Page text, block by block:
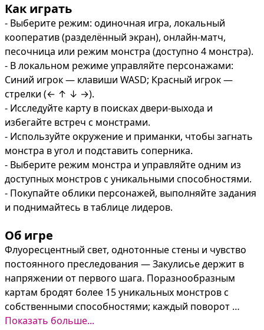
Как играть
- Выберите режим: одиночная игра, локальный
кооператив (разделённый экран), онлайн‑матч,
песочница или режим монстра (доступно 4 монстра).
- В локальном режиме управляйте персонажами:
Синий игрок — клавиши WASD; Красный игрок —
стрелки (← ↑ ↓ →).
- Исследуйте карту в поисках двери-выхода и
избегайте встреч с монстрами.
- Используйте окружение и приманки, чтобы загнать
монстра в угол и подставить соперника.
- Выберите режим монстра и управляйте одним из
доступных монстров с уникальными способностями.
- Покупайте облики персонажей, выполняйте задания
и поднимайтесь в таблице лидеров.
Об игре
Флуоресцентный свет, однотонные стены и чувство
постоянного преследования — Закулисье держит в
напряжении от первого шага. Поразнообразным
картам бродят более 15 уникальных монстров с
собственными способностями; каждый поворот
коридора может обернуться ловушкой или шансом на
Показать больше...